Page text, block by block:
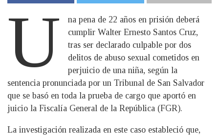
U
na pena de 22 años en prisión deberá
cumplir Walter Ernesto Santos Cruz,
tras ser declarado culpable por dos
delitos de abuso sexual cometidos en
perjuicio de una niña, según la
sentencia pronunciada por un Tribunal de San Salvador
que se basó en toda la prueba de cargo que aportó en
juicio la Fiscalía General de la República (FGR).
La investigación realizada en este caso estableció que,